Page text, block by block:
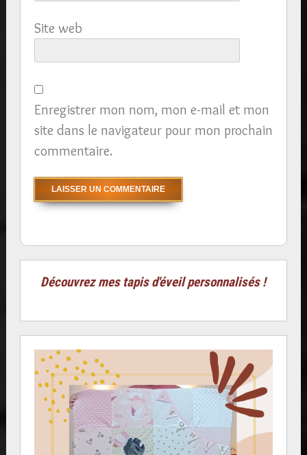
Site web
Enregistrer mon nom, mon e-mail et mon
site dans le navigateur pour mon prochain
commentaire.
Découvrez mes tapis d'éveil personnalisés !